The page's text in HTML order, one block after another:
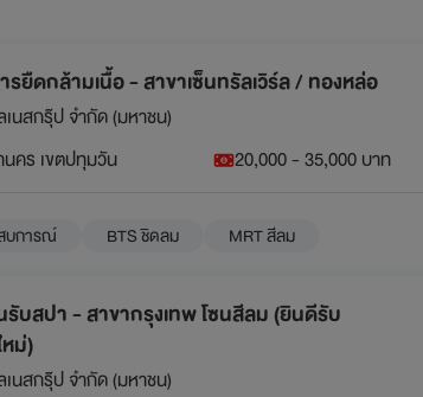
รยืดกล้ามเนื้อ - สาขาเซ็นทรัลเวิร์ล / ทองหล่อ
นสกรุ๊ป จำกัด (มหาชน)
คร เขตปทุมวัน 20,000 - 35,000 บาท
บการณ์ BTS ชิดลม MRT สีลม
บสปา - สาขากรุงเทพ โซนสีลม (ยินดีรับ
ม่)
นสกรุ๊ป จำกัด (มหาชน)